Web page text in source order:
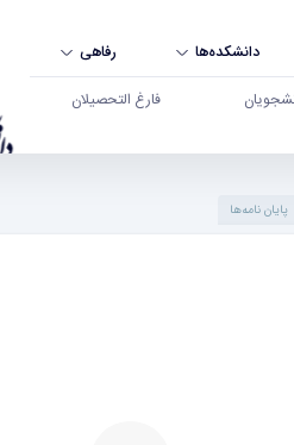
دانشکده‌ها رفاهی
فارغ التحصیلان
پایان نامه‌ها